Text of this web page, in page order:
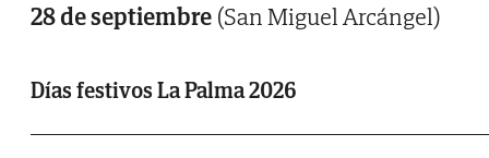
28 de septiembre (San Miguel Arcángel)
Días festivos La Palma 2026